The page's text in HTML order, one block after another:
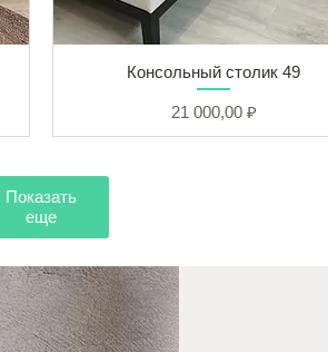
Консольный столик 49
Цена
21 000,00 ₽
Показать
еще